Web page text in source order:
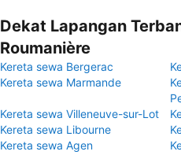
Dekat Lapangan
Roumanière
Kereta sewa Bergerac
Kereta sewa Marmande
Kereta sewa Villeneuve-sur-Lot
Kereta sewa Libourne
Kereta sewa Agen